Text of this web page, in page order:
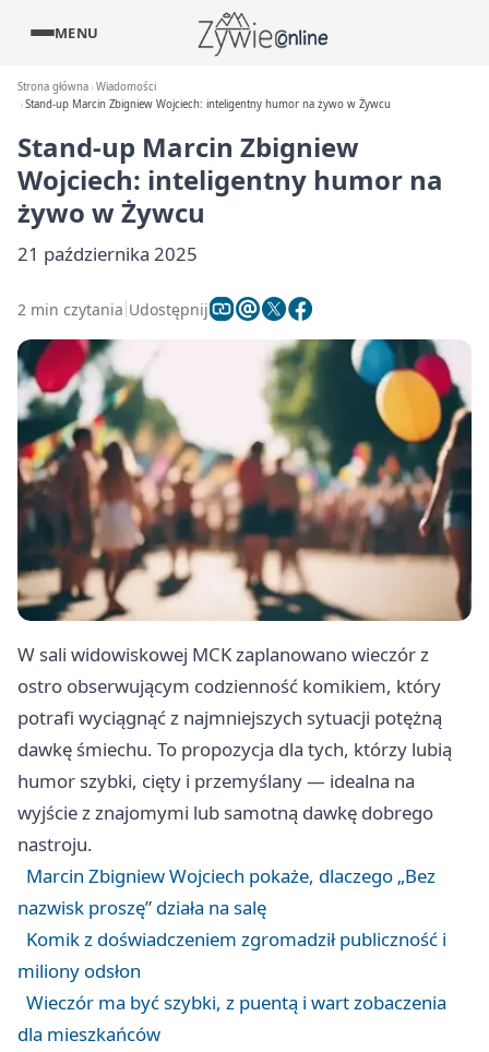
MENU
Strona główna Wiadomości
Stand-up Marcin Zbigniew Wojciech: inteligentny humor na żywo w Żywcu
Stand-up Marcin Zbigniew
Wojciech: inteligentny humor na
żywo w Żywcu
21 października 2025
2 min czytania Udostępnij
W sali widowiskowej MCK zaplanowano wieczór z
ostro obserwującym codzienność komikiem, który
potrafi wyciągnąć z najmniejszych sytuacji potężną
dawkę śmiechu. To propozycja dla tych, którzy lubią
humor szybki, cięty i przemyślany — idealna na
wyjście z znajomymi lub samotną dawkę dobrego
nastroju.
Marcin Zbigniew Wojciech pokaże, dlaczego „Bez
nazwisk proszę” działa na salę
Komik z doświadczeniem zgromadził publiczność i
miliony odsłon
Wieczór ma być szybki, z puentą i wart zobaczenia
dla mieszkańców